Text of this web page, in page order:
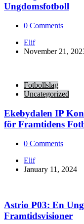
Ungdomsfotboll
0 Comments
Posted
by
Elif
November 21,
Fotbollslag
Uncategorized
Ekebydalen IP
för Framtidens
0 Comments
Posted
by
Elif
January 11, 2024
Astrio P03: En
Framtidsvisioner